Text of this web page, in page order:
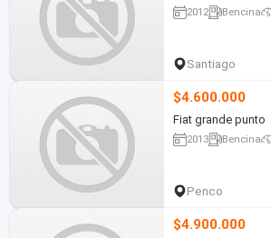
2012 Bencina
Santiago
$4.600.000
Fiat grande punto
2013 Bencina
Penco
$4.900.000